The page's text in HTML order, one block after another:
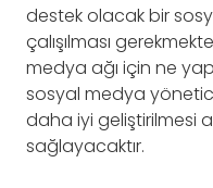
destek olacak bir
çalışılması
medya ağı için ne
sosyal medya
daha iyi geliştirilmesi
sağlayacaktır.